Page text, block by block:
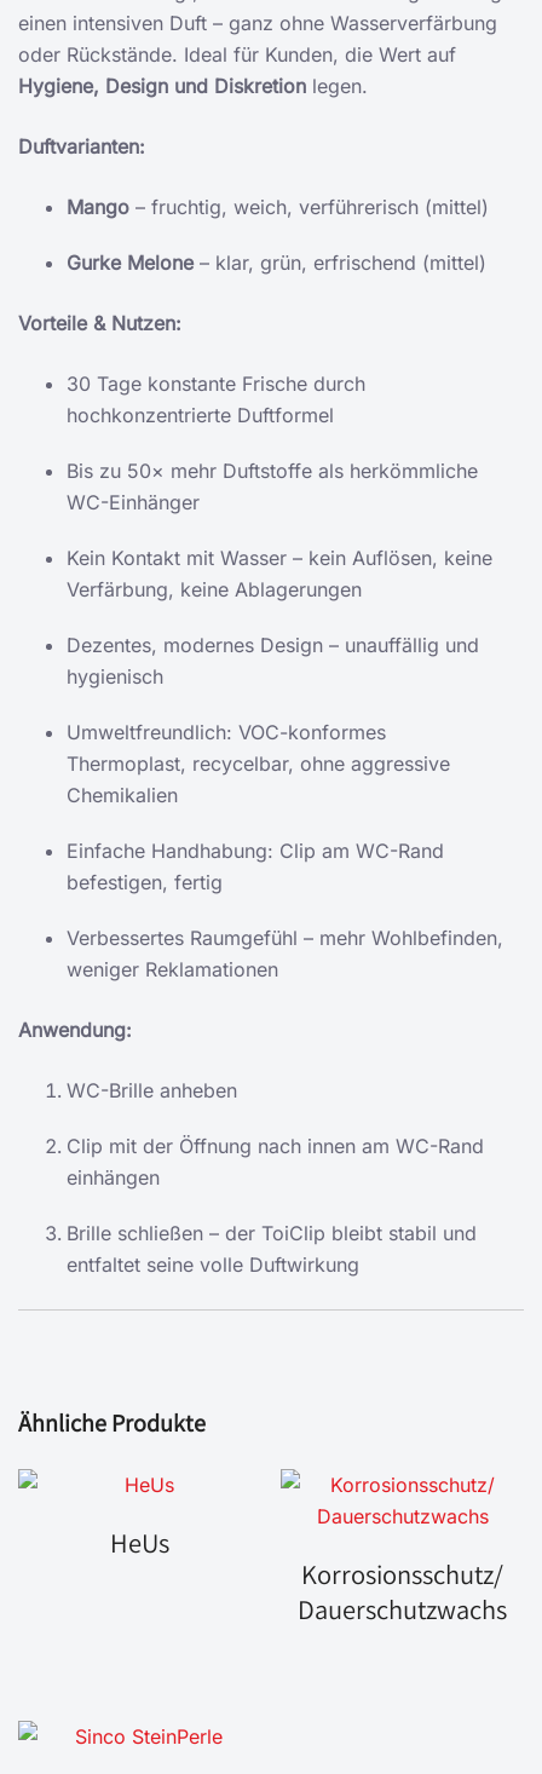
einen intensiven Duft – ganz ohne Wasserverfärbung
oder Rückstände. Ideal für Kunden, die Wert auf
Hygiene, Design und Diskretion legen.
Duftvarianten:
Mango – fruchtig, weich, verführerisch (mittel)
Gurke Melone– klar, grün, erfrischend (mittel)
Vorteile & Nutzen:
30 Tage konstante Frische durch
hochkonzentrierte Duftformel
Bis zu 50× mehr Duftstoffe als herkömmliche
WC-Einhänger
Kein Kontakt mit Wasser – kein Auflösen, keine
Verfärbung, keine Ablagerungen
Dezentes, modernes Design – unauffällig und
hygienisch
Umweltfreundlich: VOC-konformes
Thermoplast, recycelbar, ohne aggressive
Chemikalien
Einfache Handhabung: Clip am WC-Rand
befestigen, fertig
Verbessertes Raumgefühl – mehr Wohlbefinden,
weniger Reklamationen
Anwendung:
WC-Brille anheben
Clip mit der Öffnung nach innen am WC-Rand
einhängen
Brille schließen – der ToiClip bleibt stabil und
entfaltet seine volle Duftwirkung
Ähnliche Produkte
HeUs
Korrosionsschutz/
Dauerschutzwachs